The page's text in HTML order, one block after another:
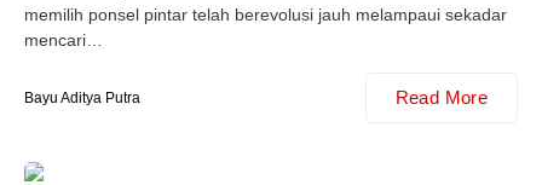
memilih ponsel pintar telah berevolusi jauh melampaui sekadar
mencari…
Bayu Aditya Putra Read More